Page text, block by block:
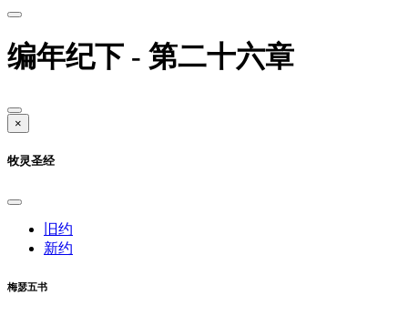
编年纪下 - 第二十六章
×
牧灵圣经
旧约
新约
梅瑟五书